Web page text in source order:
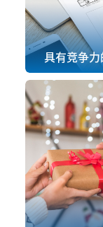
具有竞争力